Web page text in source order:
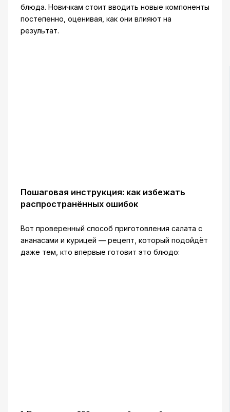
блюда. Новичкам стоит вводить новые компоненты
постепенно, оценивая, как они влияют на
результат.
Пошаговая инструкция: как избежать
распространённых ошибок
Вот проверенный способ приготовления салата с
ананасами и курицей — рецепт, который подойдёт
даже тем, кто впервые готовит это блюдо: